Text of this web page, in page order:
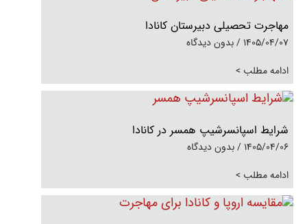
مهاجرت تحصیلی دبیرستان کانادا
1405/04/07
بدون دیدگاه
ادامه مطلب >
شرایط اسپانسرشیپ همسر در کانادا
1405/04/06
بدون دیدگاه
ادامه مطلب >